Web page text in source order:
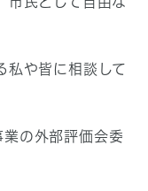
私や皆に相談して
外部評価会委